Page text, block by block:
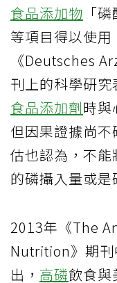
食品添加物 「
等項目得以使
《Deutsches
刊上的科學研
食品添加劑時與
但因果證據尚
估也認為，不
的磷攝入量或是
2013年《The
Nutrition》期刊
出， 高磷飲食與